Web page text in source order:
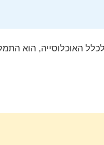
האוכלוסייה, הוא